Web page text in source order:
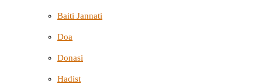
Baiti Jannati
Doa
Donasi
Hadist